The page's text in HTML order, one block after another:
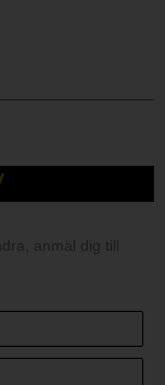
anmäl dig till